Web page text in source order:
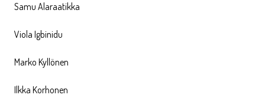
Samu Alaraatikka
Viola Igbinidu
Marko Kyllönen
Ilkka Korhonen